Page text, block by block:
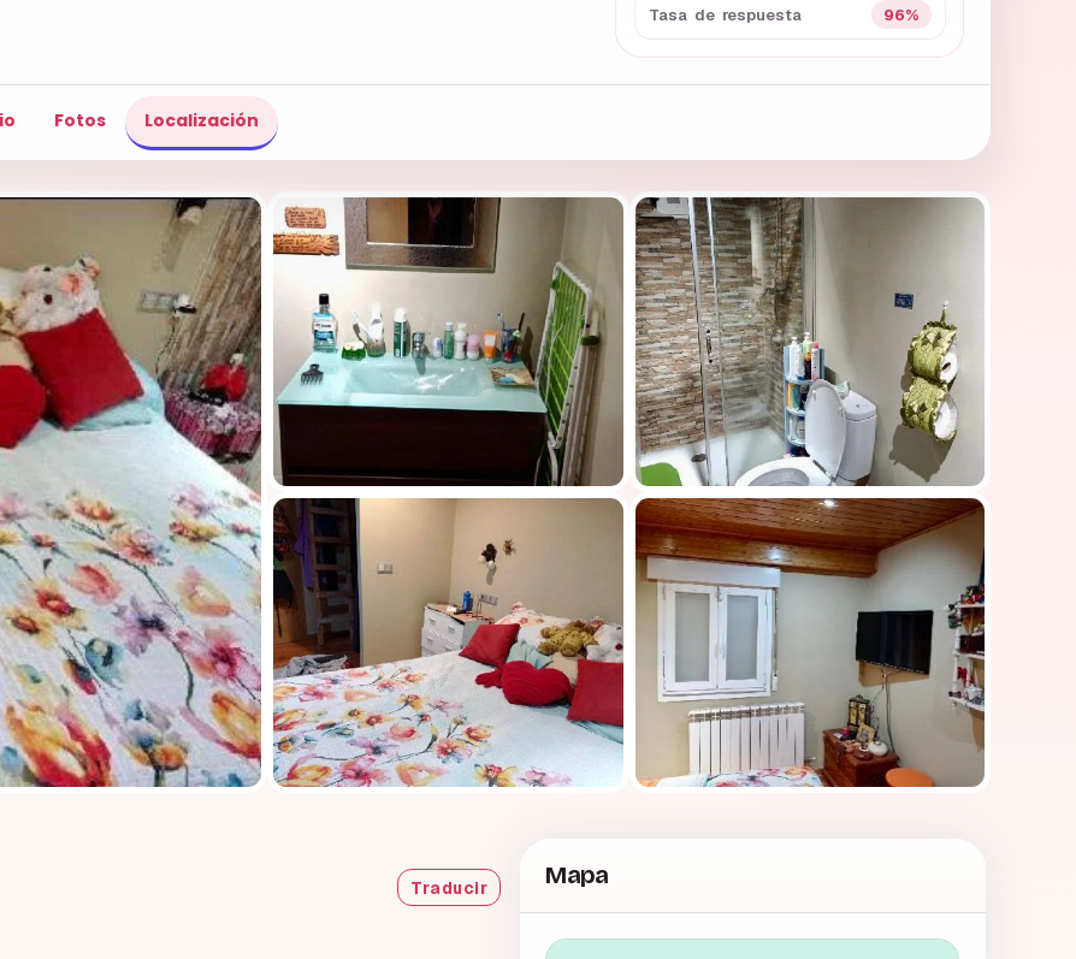
Tasa de respuesta 96%
Fotos Localización
Traducir Mapa